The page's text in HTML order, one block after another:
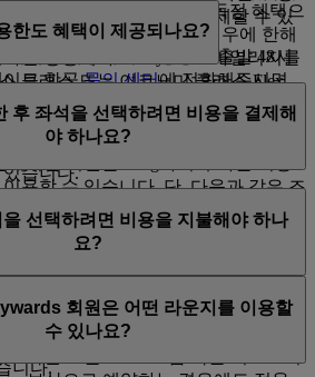
혜택을 사용하려면 항공편 출발 48시
이트 항공문의 센터에 전화해주시면
담원이 새 Flex Plus 예약을 생성하거
하여 적격 상용 Flex Plus 요금 대상이
. 그렇지 못한 경우 전화로 항공권을
있습니다.
유보분 우선 혜택을 받을 수 없지만 추가 비용
석 등급으로 업그레이드할 수 있습니다. 에미
있고, 현금+마일리지로 결제할 수 있
다.
Plus 보상은 플래티넘 회원 독점 혜택으
는 객실이 매진되지 않은 경우에 한해
가한 상황이라도 Skywards 마일리지를
클래스 또는 이코노미 클래스 Flex
을 제공해드리는 것입니다.
한도 혜택이 제공되나요?
한해, 에미레이트 Skywards 실버 회원
스의 허용한도보다 12kg까지, 골드 회
용할 수 있습니다. 단, 다음과 같은 조
횡단 항공편 체크인 수하물의 최대 무
니다.
노미 클래스 수하물은 항목당 23kg 또
을 수 없습니다.
최대 무게는 국제 공항 규정에 따라 달
니다.
후 좌석을 선택하려면 비용을 결제해
야 하나요?
입 직후 무료로 좌석을 선택할 수 있습
예약한 모든 사람은(동일한 예약 번호)
택 혜택을 누리실 수 있습니다. 본 혜택
선택하려면 비용을 지불해야 하나
요?
무료로 선택할 수 있습니다.
회원은 어떤 라운지를 이용할
수 있나요?